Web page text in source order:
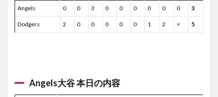
イン
プレ
イ
容
Angels 0 0 3 0 0 0 0 0 0 3
Dodgers 2 0 0 0 0 0 1 2 × 5
Angels大谷 本日の内容